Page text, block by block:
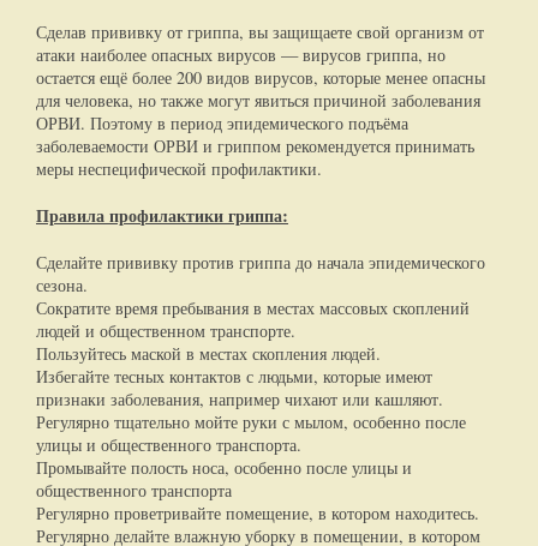
Сделав прививку от гриппа, вы защищаете свой организм от
атаки наиболее опасных вирусов — вирусов гриппа, но
остается ещё более 200 видов вирусов, которые менее опасны
для человека, но также могут явиться причиной заболевания
ОРВИ. Поэтому в период эпидемического подъёма
заболеваемости ОРВИ и гриппом рекомендуется принимать
меры неспецифической профилактики.
Правила профилактики гриппа:
Сделайте прививку против гриппа до начала эпидемического
сезона.
Сократите время пребывания в местах массовых скоплений
людей и общественном транспорте.
Пользуйтесь маской в местах скопления людей.
Избегайте тесных контактов с людьми, которые имеют
признаки заболевания, например чихают или кашляют.
Регулярно тщательно мойте руки с мылом, особенно после
улицы и общественного транспорта.
Промывайте полость носа, особенно после улицы и
общественного транспорта
Регулярно проветривайте помещение, в котором находитесь.
Регулярно делайте влажную уборку в помещении, в котором